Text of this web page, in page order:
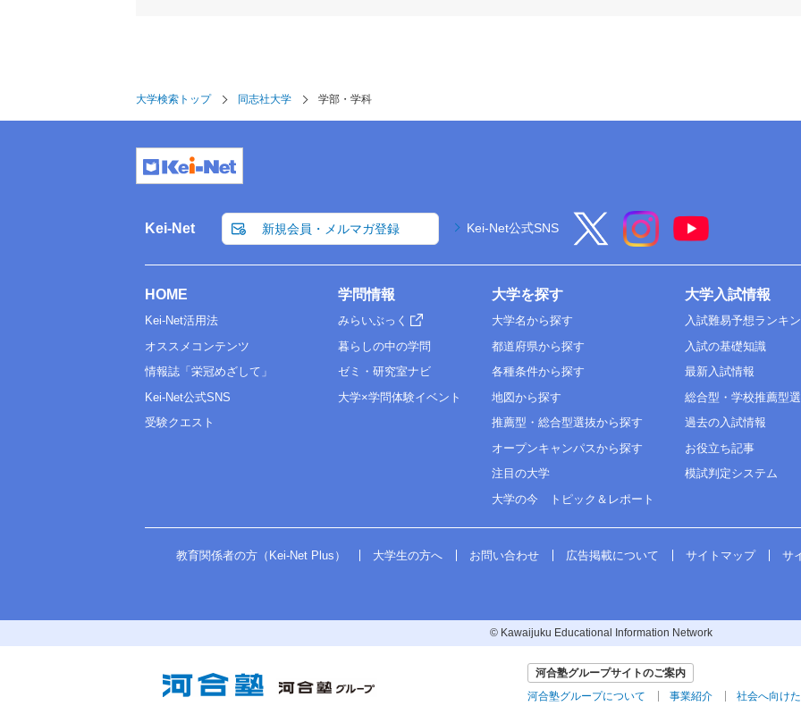
大学検索トップ 同志社大学 学部・学科
Kei-Net 新規会員・メルマガ登録 Kei-Net公式SNS
HOME
Kei-Net活用法
オススメコンテンツ
情報誌「栄冠めざして」
Kei-Net公式SNS
受験クエスト
学問情報
みらいぶっく
暮らしの中の学問
ゼミ・研究室ナビ
大学×学問体験イベント
大学を探す
大学名から探す
都道府県から探す
各種条件から探す
地図から探す
推薦型・総合型選抜から探す
オープンキャンパスから探す
注目の大学
大学の今 トピック＆レポート
大学入試情報
入試難易予想ランキ
入試の基礎知識
最新入試情報
総合型・学校推薦型
過去の入試情報
お役立ち記事
模試判定システム
教育関係者の方（Kei-Net Plus） 大学生の方へ お問い合わせ 広告掲載について サイトマップ サ
© Kawaijuku Educational Information Network
河合塾グループサイトのご案内
河合塾グループについて
事業紹介 社会へ向け